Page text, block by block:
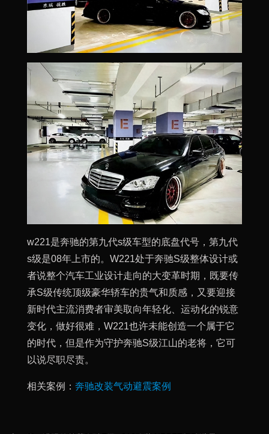
w221是奔驰的第九代s级车型的底盘代号，第九代
s级是08年上市的。W221处于奔驰S级整体设计或
者说整个汽车工业设计走向的大变革时期，既要传
承S级传统顶级豪华轿车的贵气和质感，又要迎接
新时代主流消费者审美取向年轻化、运动化的锐意
变化，做好很难，W221也许未能创造一个属于它
的时代，但是作为守护奔驰S级江山的老将，它可
以说尽职尽责。
相关案例： 奔驰改装气动避震案例